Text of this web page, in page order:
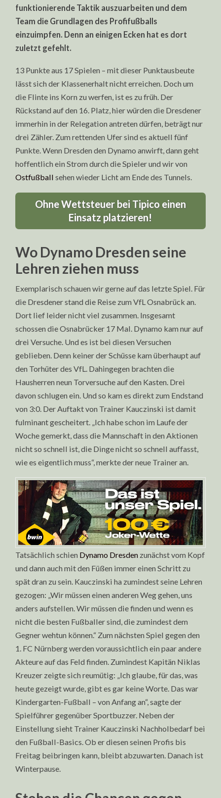
funktionierende Taktik auszuarbeiten und dem
Team die Grundlagen des Profifußballs
einzuimpfen. Denn an einigen Ecken hat es dort
zuletzt gefehlt.
13 Punkte aus 17 Spielen – mit dieser Punktausbeute
lässt sich der Klassenerhalt nicht erreichen. Doch um
die Flinte ins Korn zu werfen, ist es zu früh. Der
Rückstand auf den 16. Platz, hier würden die Dresdener
immerhin in der Relegation antreten dürfen, beträgt nur
drei Zähler. Zum rettenden Ufer sind es aktuell fünf
Punkte. Wenn Dresden den Dynamo anwirft, dann geht
hoffentlich ein Strom durch die Spieler und wir von
Ostfußball sehen wieder Licht am Ende des Tunnels.
Ohne Wettsteuer bei Tipico einen
Einsatz platzieren!
Wo Dynamo Dresden seine
Lehren ziehen muss
Exemplarisch schauen wir gerne auf das letzte Spiel. Für
die Dresdener stand die Reise zum VfL Osnabrück an.
Dort lief leider nicht viel zusammen. Insgesamt
schossen die Osnabrücker 17 Mal. Dynamo kam nur auf
drei Versuche. Und es ist bei diesen Versuchen
geblieben. Denn keiner der Schüsse kam überhaupt auf
den Torhüter des VfL. Dahingegen brachten die
Hausherren neun Torversuche auf den Kasten. Drei
davon schlugen ein. Und so kam es direkt zum Endstand
von 3:0. Der Auftakt von Trainer Kauczinski ist damit
fulminant gescheitert. „Ich habe schon im Laufe der
Woche gemerkt, dass die Mannschaft in den Aktionen
nicht so schnell ist, die Dinge nicht so schnell auffasst,
wie es eigentlich muss“, merkte der neue Trainer an.
Tatsächlich schien Dynamo Dresden zunächst vom Kopf
und dann auch mit den Füßen immer einen Schritt zu
spät dran zu sein. Kauczinski ha zumindest seine Lehren
gezogen: „Wir müssen einen anderen Weg gehen, uns
anders aufstellen. Wir müssen die finden und wenn es
nicht die besten Fußballer sind, die zumindest dem
Gegner wehtun können.“ Zum nächsten Spiel gegen den
1. FC Nürnberg werden voraussichtlich ein paar andere
Akteure auf das Feld finden. Zumindest Kapitän Niklas
Kreuzer zeigte sich reumütig: „Ich glaube, für das, was
heute gezeigt wurde, gibt es gar keine Worte. Das war
Kindergarten-Fußball – von Anfang an“, sagte der
Spielführer gegenüber Sportbuzzer. Neben der
Einstellung sieht Trainer Kauczinski Nachholbedarf bei
den Fußball-Basics. Ob er diesen seinen Profis bis
Freitag beibringen kann, bleibt abzuwarten. Danach ist
Winterpause.